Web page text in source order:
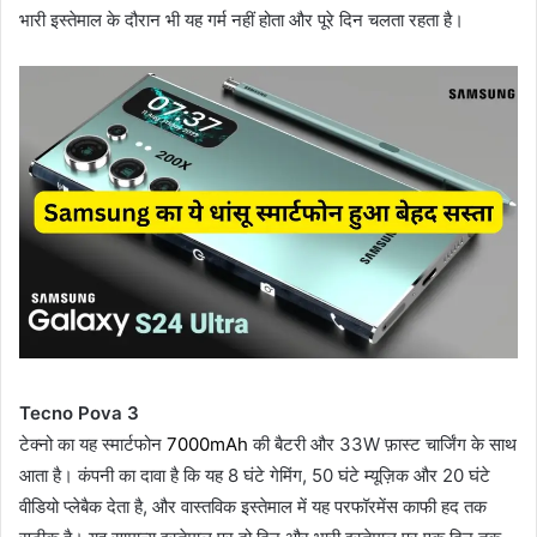
भारी इस्तेमाल के दौरान भी यह गर्म नहीं होता और पूरे दिन चलता रहता है।
Tecno Pova 3
टेक्नो का यह स्मार्टफोन 7000mAh की बैटरी और 33W फ़ास्ट चार्जिंग के साथ
आता है। कंपनी का दावा है कि यह 8 घंटे गेमिंग, 50 घंटे म्यूज़िक और 20 घंटे
वीडियो प्लेबैक देता है, और वास्तविक इस्तेमाल में यह परफॉरमेंस काफी हद तक